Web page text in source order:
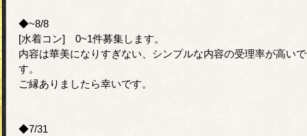
◆~8/8
[水着コン] 0~1件募集します。
内容は華美になりすぎない、シンプルな内容の受理率が高いで
す。
ご縁ありましたら幸いです。
◆7/31